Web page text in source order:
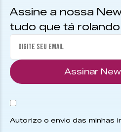
Assine a nossa
tudo que tá
Assinar
Autorizo o envio das minhas